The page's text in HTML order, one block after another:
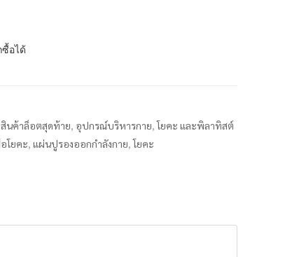
อได้
สินค้าล็อตสุดท้าย, อุปกรณ์บริหารกาย,โยคะ และพิลาทิสต์
อโยคะ, แผ่นปูรองออกกำลังกาย,โยคะ